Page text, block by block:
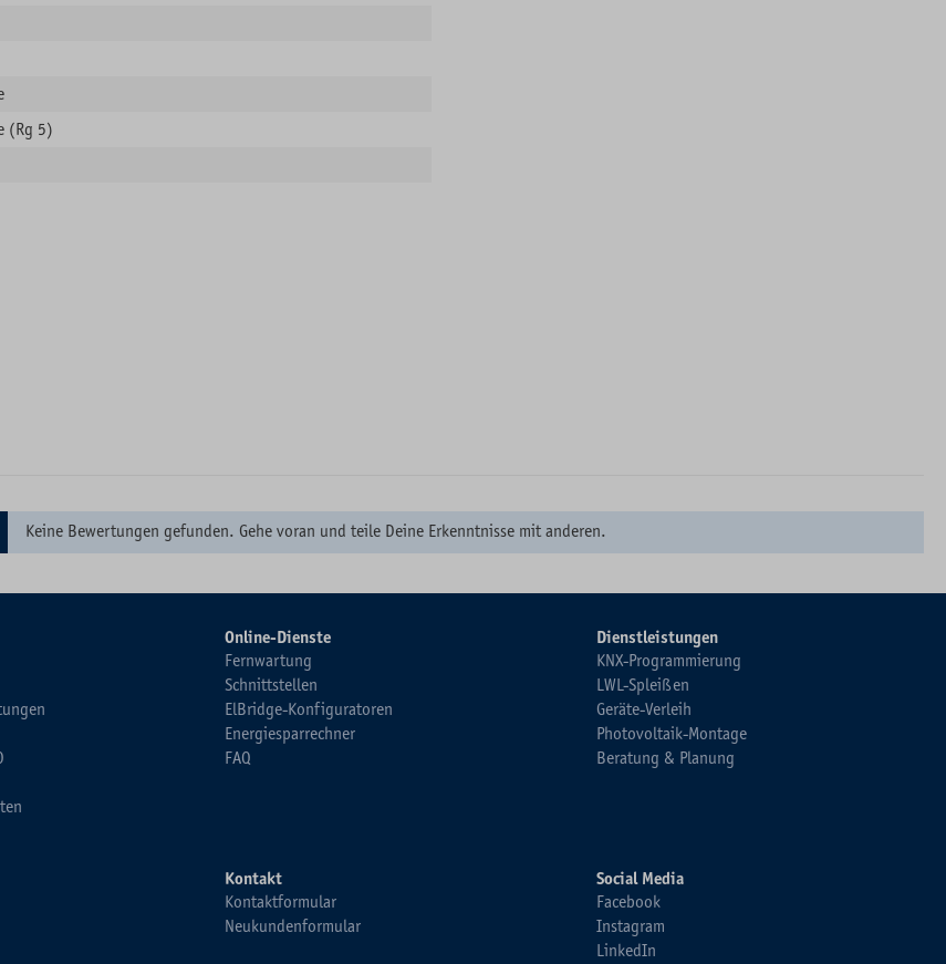
(Rg 5)
Keine Bewertungen gefunden. Gehe voran und teile Deine Erkenntnisse mit anderen.
Online-Dienste
Fernwartung
Schnittstellen
ElBridge-Konfiguratoren
Energiesparrechner
FAQ
Dienstleistungen
KNX-Programmierung
LWL-Spleißen
Geräte-Verleih
Photovoltaik-Montage
Beratung & Planung
Kontakt
Kontaktformular
Neukundenformular
Social Media
Facebook
Instagram
LinkedIn